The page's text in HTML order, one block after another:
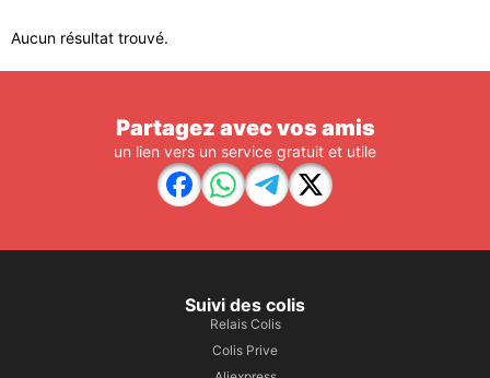
Aucun résultat trouvé.
Partagez avec vos amis
un lien vers un service gratuit et utile
Suivi des colis
Relais Colis
Colis Prive